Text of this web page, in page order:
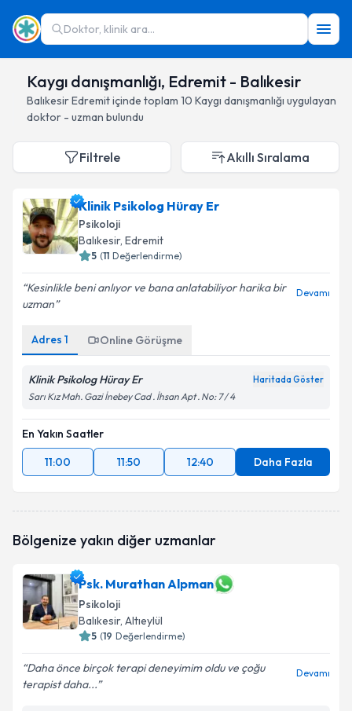
Doktor, klinik ara...
Kaygı danışmanlığı, Edremit - Balıkesir
BalıkesirEdremitiçinde toplam 10 Kaygı danışmanlığı uygulayan
doktor - uzman bulundu
Filtrele Akıllı Sıralama
Klinik Psikolog Hüray Er
Psikoloji
Balıkesir, Edremit
5 (11 Değerlendirme)
Kesinlikle beni anlıyor ve bana anlatabiliyor harika bir
uzman
Devamı
Adres 1 Online Görüşme
Klinik Psikolog Hüray Er Haritada Göster
Sarı Kız Mah. Gazi İnebey Cad . İhsan Apt . No: 7 / 4
En Yakın Saatler
11:00
11:50 12:40 Daha Fazla
Bölgenize yakın diğer uzmanlar
Psk. Murathan Alpman
Psikoloji
Balıkesir, Altıeylül
5 (19 Değerlendirme)
Daha önce birçok terapi deneyimim oldu ve çoğu
terapist daha...
Devamı